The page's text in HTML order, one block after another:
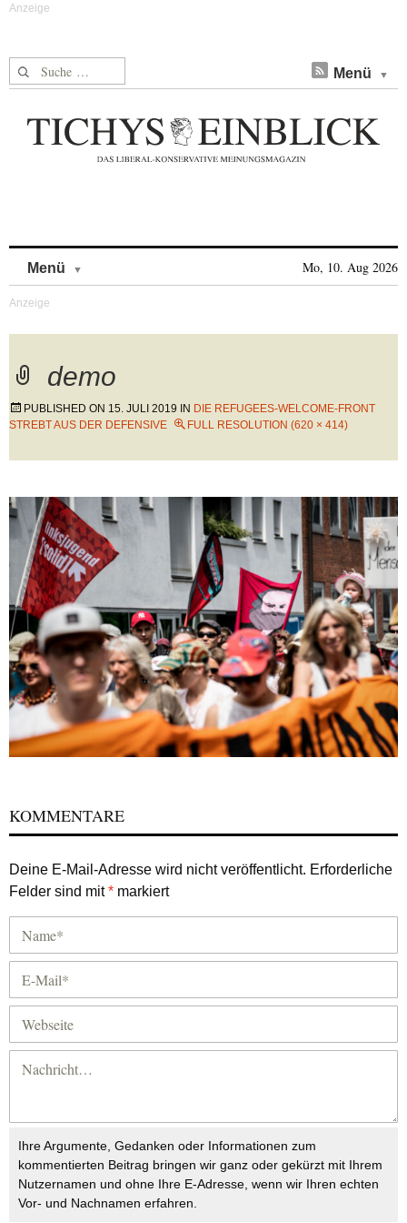
Suche nach: Menü
Menü Mo, 10. Aug 2026
demo
PUBLISHED ON 15. JULI 2019 IN DIE REFUGEES-WELCOME-FRONT
STREBT AUS DER DEFENSIVE
FULL RESOLUTION (620 × 414)
KOMMENTARE
Deine E-Mail-Adresse wird nicht veröffentlicht. Erforderliche
Felder sind mit* markiert
Ihre Argumente, Gedanken oder Informationen zum
kommentierten Beitrag bringen wir ganz oder gekürzt mit Ihrem
Nutzernamen und ohne Ihre E-Adresse, wenn wir Ihren echten
Vor- und Nachnamen erfahren.